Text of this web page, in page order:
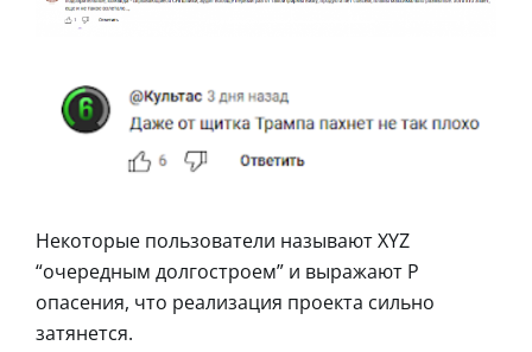
Некоторые пользователи называют XYZ
“очередным долгостроем” и выражают P
опасения, что реализация проекта сильно
затянется.